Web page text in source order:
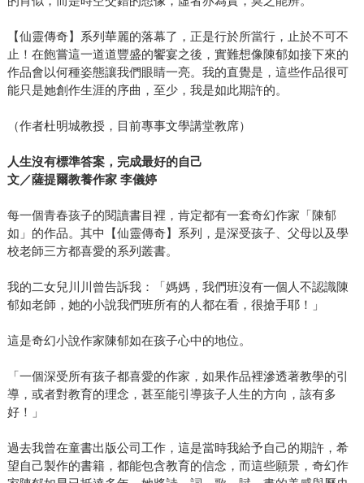
【仙靈傳奇】系列華麗的落幕了，正是行於所當行，止於不可不
止！在飽嘗這一道道豐盛的饗宴之後，實難想像陳郁如接下來的
作品會以何種姿態讓我們眼睛一亮。我的直覺是，這些作品很可
能只是她創作生涯的序曲，至少，我是如此期許的。
（作者杜明城教授，目前專事文學講堂教席）
人生沒有標準答案，完成最好的自己
文／薩提爾教養作家 李儀婷
每一個青春孩子的閱讀書目裡，肯定都有一套奇幻作家「陳郁
如」的作品。其中【仙靈傳奇】系列，是深受孩子、父母以及學
校老師三方都喜愛的系列叢書。
我的二女兒川川曾告訴我：「媽媽，我們班沒有一個人不認識陳
郁如老師，她的小說我們班所有的人都在看，很搶手耶！」
這是奇幻小說作家陳郁如在孩子心中的地位。
「一個深受所有孩子都喜愛的作家，如果作品裡滲透著教學的引
導，或者對教育的理念，甚至能引導孩子人生的方向，該有多
好！」
過去我曾在童書出版公司工作，這是當時我給予自己的期許，希
望自己製作的書籍，都能包含教育的信念，而這些願景，奇幻作